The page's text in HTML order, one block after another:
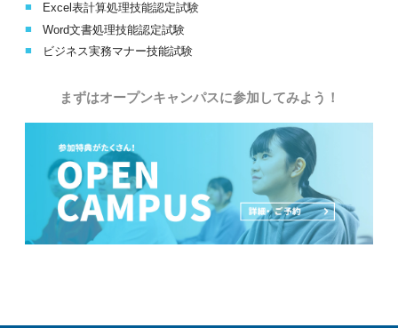
Excel表計算処理技能認定試験
Word文書処理技能認定試験
ビジネス実務マナー技能試験
まずはオープンキャンパスに参加してみよう！